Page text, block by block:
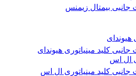
جانبی بیمتال زیمنس
هیوندای
جانبی کلید مینیاتوری هیوندای
ال اس
جانبی کلید مینیاتوری ال اس